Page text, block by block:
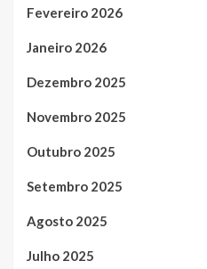
Fevereiro 2026
Janeiro 2026
Dezembro 2025
Novembro 2025
Outubro 2025
Setembro 2025
Agosto 2025
Julho 2025